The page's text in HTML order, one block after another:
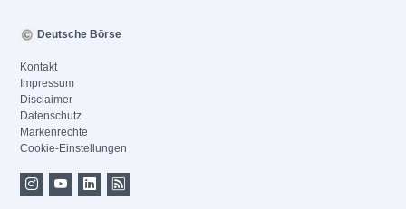
Deutsche Börse
Kontakt
Impressum
Disclaimer
Datenschutz
Markenrechte
Cookie-Einstellungen